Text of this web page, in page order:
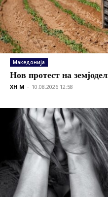
Македонија
Нов протест на
XH M - 10.08.2026 12:58